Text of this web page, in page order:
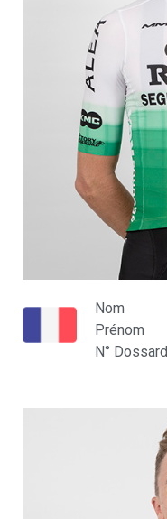
Nom
Prénom
N° Dossard